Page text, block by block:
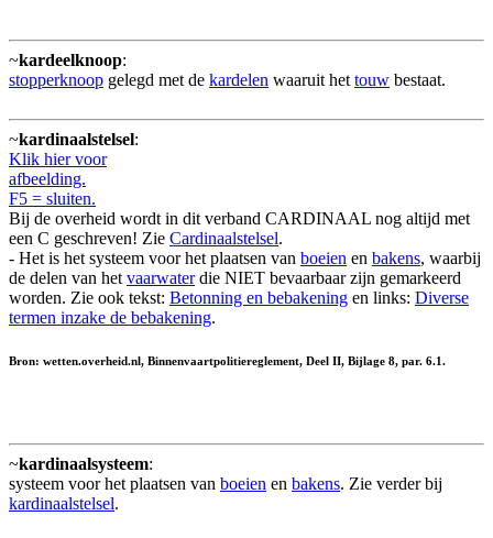
~kardeelknoop:
stopperknoop gelegd met de kardelen waaruit het touw bestaat.
~kardinaalstelsel:
Klik hier voor
afbeelding.
F5 = sluiten.
Bij de overheid wordt in dit verband CARDINAAL nog altijd met
een C geschreven! Zie Cardinaalstelsel.
- Het is het systeem voor het plaatsen van boeien en bakens, waarbij
de delen van het vaarwaterdie NIET bevaarbaar zijn gemarkeerd
worden. Zie ook tekst: Betonning en bebakening en links: Diverse
termen inzake de bebakening.
Bron: wetten.overheid.nl, Binnenvaartpolitiereglement, Deel II, Bijlage 8, par. 6.1.
~kardinaalsysteem:
systeem voor het plaatsen van boeien en bakens. Zie verder bij
kardinaalstelsel.